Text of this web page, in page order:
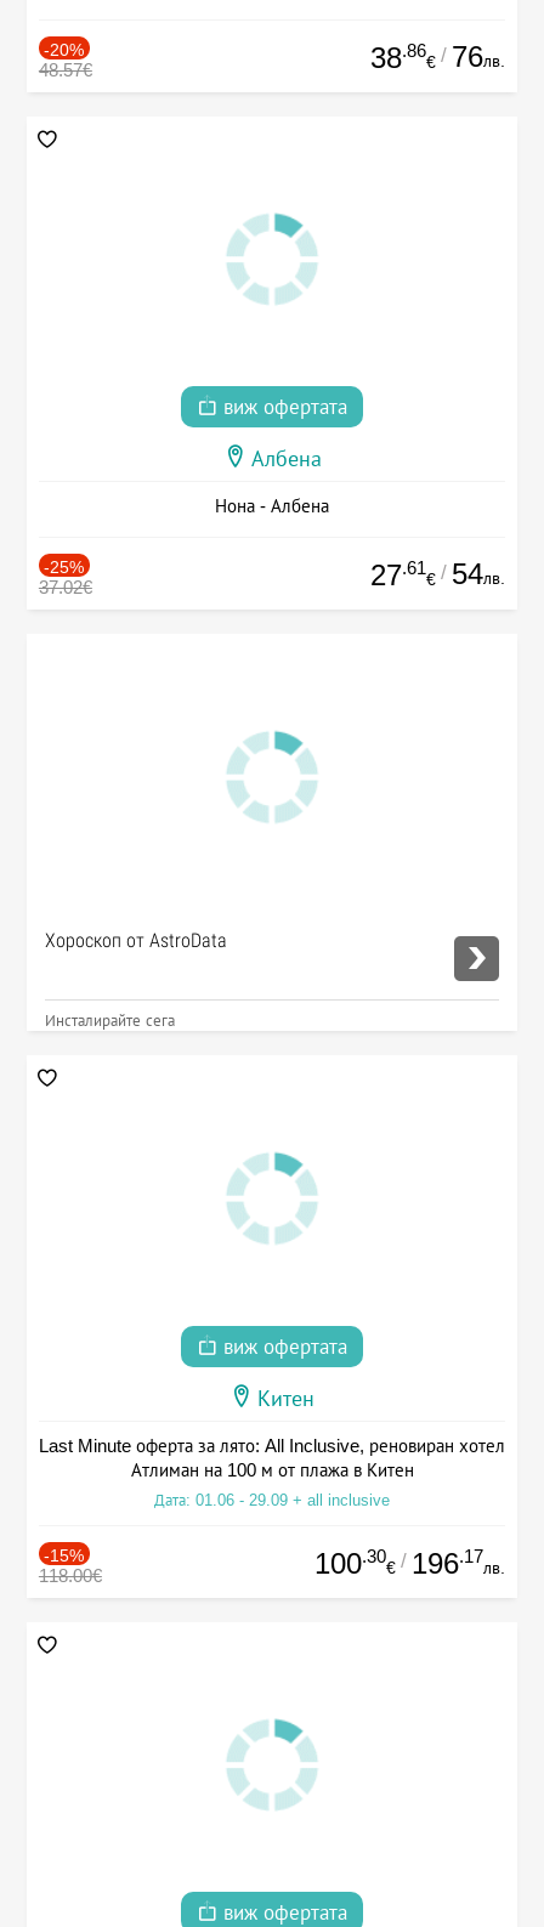
-20%
48.57€ 38.86
€ / 76лв.
виж офертата
Албена
Нона - Албена
-25%
37.02€ 27.61
€ / 54лв.
Хороскоп от AstroData
Инсталирайте сега
виж офертата
Китен
Last Minute оферта за лято: All Inclusive, реновиран хотел
Атлиман на 100 м от плажа в Китен
Дата: 01.06 - 29.09 + all inclusive
-15%
118.00€ 100.30
€ / 196.17
лв.
виж офертата